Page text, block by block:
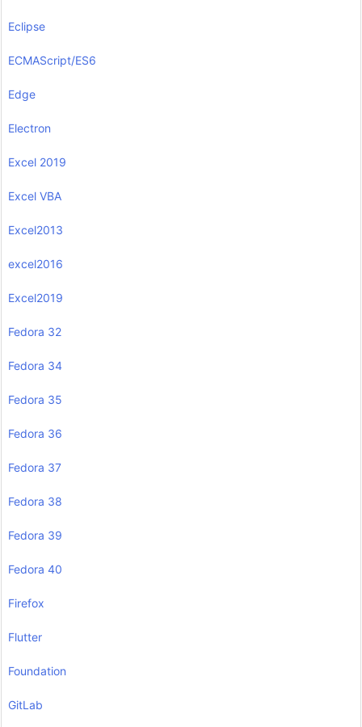
Eclipse
ECMAScript/ES6
Edge
Electron
Excel 2019
Excel VBA
Excel2013
excel2016
Excel2019
Fedora 32
Fedora 34
Fedora 35
Fedora 36
Fedora 37
Fedora 38
Fedora 39
Fedora 40
Firefox
Flutter
Foundation
GitLab